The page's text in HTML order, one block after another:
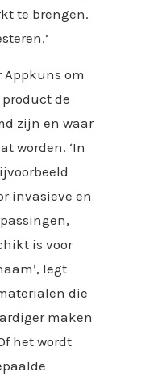
te brengen.
Appkuns om
de
zijn en waar
worden. ‘In
invasieve en
is voor
legt
die
maken
het wordt